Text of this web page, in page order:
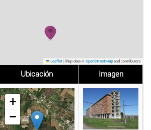
Leaflet |Map data © OpenStreetMapand contributors
Ubicación Imagen
+
−